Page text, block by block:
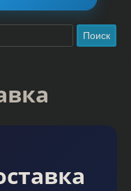
Поиск